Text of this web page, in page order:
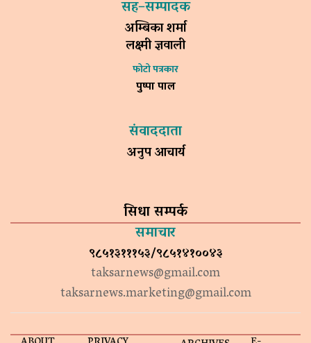
सह–सम्पादक
अम्बिका शर्मा
लक्ष्मी ज्ञवाली
फोटो पत्रकार
पुष्पा पाल
संवाददाता
अनुप आचार्य
सिधा सम्पर्क
समाचार
९८५१३१११५३/९८५१४१००४३
taksarnews@gmail.com
taksarnews.marketing@gmail.com